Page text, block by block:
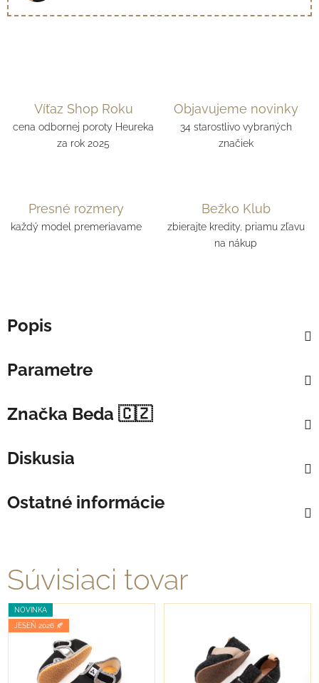
Víťaz Shop Roku
cena odbornej poroty Heureka
za rok 2025
Objavujeme novinky
34 starostlivo vybraných
značiek
Presné rozmery
každý model premeriavame
Bežko Klub
zbierajte kredity, priamu zľavu
na nákup
Popis
Parametre
Značka Beda 🇨🇿
Diskusia
Ostatné informácie
Súvisiaci tovar
NOVINKA
JESEŇ 2026 🍂